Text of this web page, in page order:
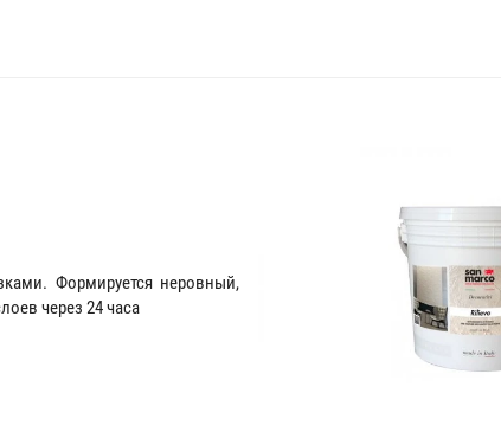
Формируется неровный,
через 24 часа